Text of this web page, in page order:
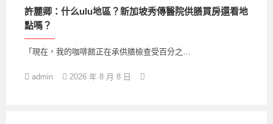
許麗卿：什么ulu地區？新加坡秀傳醫院供膳買房還看地
點嗎？
「現在，我的咖啡館正在承供膳檢查受百分之…
admin 2026 年 8 月 8 日